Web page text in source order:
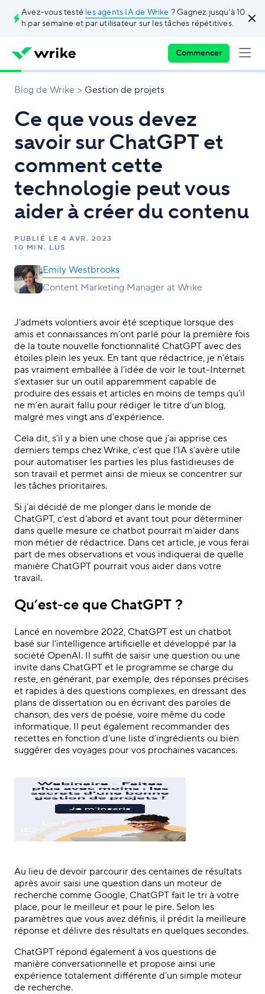
Avez-vous testé les agents IA de Wrike ? Gagnez jusqu'à 10
h par semaine et par utilisateur sur les tâches répétitives.
Commencer
Blog de Wrike Gestion de projets
Ce que vous devez
savoir sur ChatGPT et
comment cette
technologie peut vous
aider à créer du contenu
PUBLIÉ LE 4 AVR. 2023
10 MIN. LUS
Emily Westbrooks
Content Marketing Manager at Wrike
J’admets volontiers avoir été sceptique lorsque des
amis et connaissances m’ont parlé pour la première fois
de la toute nouvelle fonctionnalité ChatGPT avec des
étoiles plein les yeux. En tant que rédactrice, je n’étais
pas vraiment emballée à l’idée de voir le tout-Internet
s’extasier sur un outil apparemment capable de
produire des essais et articles en moins de temps qu’il
ne m’en aurait fallu pour rédiger le titre d’un blog,
malgré mes vingt ans d’expérience.
Cela dit, s’il y a bien une chose que j’ai apprise ces
derniers temps chez Wrike, c’est que l’IA s’avère utile
pour automatiser les parties les plus fastidieuses de
son travail et permet ainsi de mieux se concentrer sur
les tâches prioritaires.
Si j’ai décidé de me plonger dans le monde de
ChatGPT, c’est d’abord et avant tout pour déterminer
dans quelle mesure ce chatbot pourrait m’aider dans
mon métier de rédactrice. Dans cet article, je vous ferai
part de mes observations et vous indiquerai de quelle
manière ChatGPT pourrait vous aider dans votre
travail.
Qu’est-ce que ChatGPT ?
Lancé en novembre 2022, ChatGPT est un chatbot
basé sur l’intelligence artificielle et développé par la
société OpenAI. Il suffit de saisir une question ou une
invite dans ChatGPT et le programme se charge du
reste, en générant, par exemple, des réponses précises
et rapides à des questions complexes, en dressant des
plans de dissertation ou en écrivant des paroles de
chanson, des vers de poésie, voire même du code
informatique. Il peut également recommander des
recettes en fonction d’une liste d’ingrédients ou bien
suggérer des voyages pour vos prochaines vacances.
Au lieu de devoir parcourir des centaines de résultats
après avoir saisi une question dans un moteur de
recherche comme Google, ChatGPT fait le tri à votre
place, pour le meilleur et pour le pire. Selon les
paramètres que vous avez définis, il prédit la meilleure
réponse et délivre des résultats en quelques secondes.
ChatGPT répond également à vos questions de
manière conversationnelle et propose ainsi une
expérience totalement différente d’un simple moteur
de recherche.